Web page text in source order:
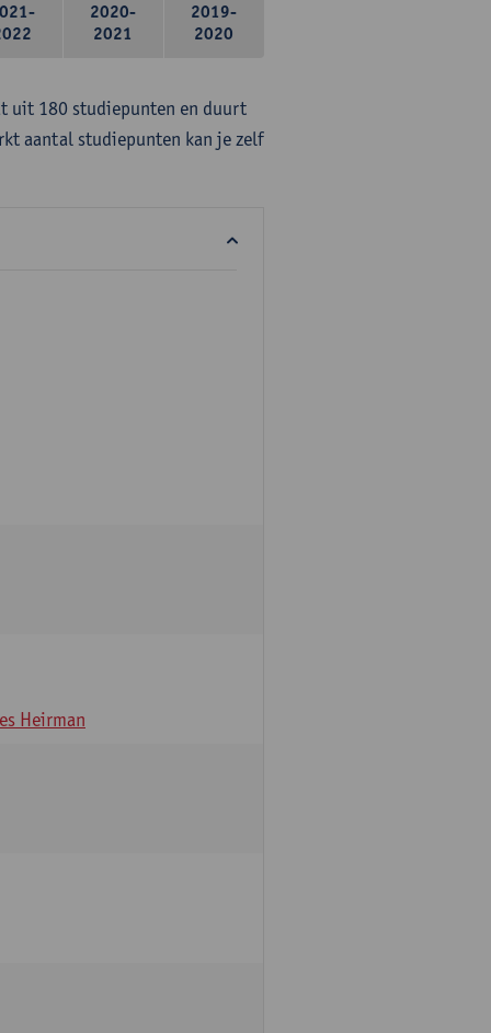
2020-
2021
2019-
2020
uit 180 studiepunten en duurt
aantal studiepunten kan je zelf
Heirman